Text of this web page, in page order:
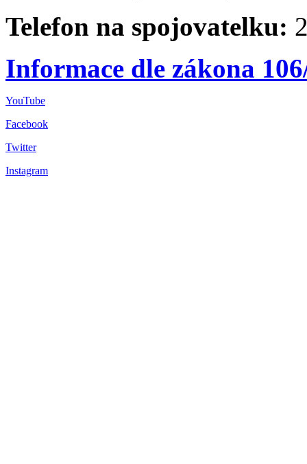
Telefon na spojovatelku:
Informace dle zákona
YouTube
Facebook
Twitter
Instagram